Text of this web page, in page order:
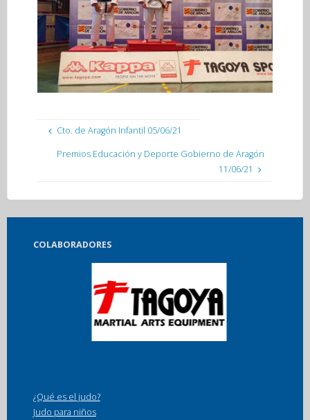
Cto. de Aragón Infantil 05/06/21
Premios Educación y Deporte Gobierno de Aragón
11/06/21
COLABORADORES
¿Qué es el judo?
Judo para niños